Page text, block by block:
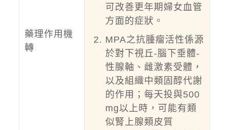
藥理作用機
轉
可改善更年期婦女血管
方面的症狀。
MPA之抗腫瘤活性係源
於對下視丘-腦下垂體-
性腺軸、雌激素受體，
以及組織中類固醇代謝
的作用；每天投與500
mg以上時，可能有類
似腎上腺類皮質